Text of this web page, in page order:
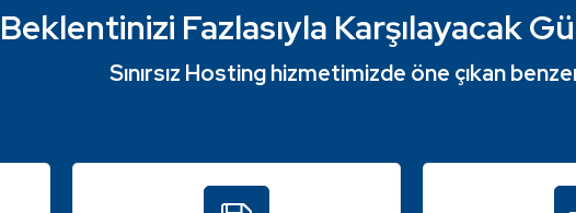
Beklentinizi Fazlasıyla Karşılayacak
Sınırsız Hosting hizmetimizde öne çıkan